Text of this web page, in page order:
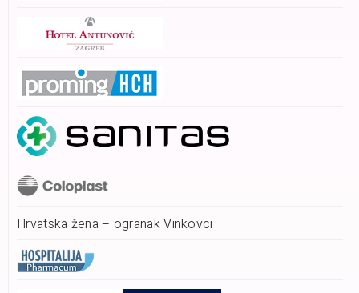
Hrvatska žena – ogranak Vinkovci